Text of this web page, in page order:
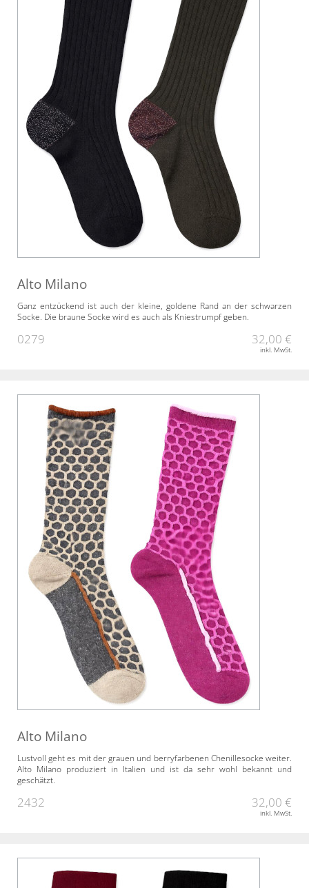
Alto Milano
Ganz entzückend ist auch der kleine, goldene Rand an der schwarzen
Socke. Die braune Socke wird es auch als Kniestrumpf geben.
0279 32,00 €
inkl. MwSt.
Alto Milano
Lustvoll geht es mit der grauen und berryfarbenen Chenillesocke weiter.
Alto Milano produziert in Italien und ist da sehr wohl bekannt und
geschätzt.
2432 32,00 €
inkl. MwSt.